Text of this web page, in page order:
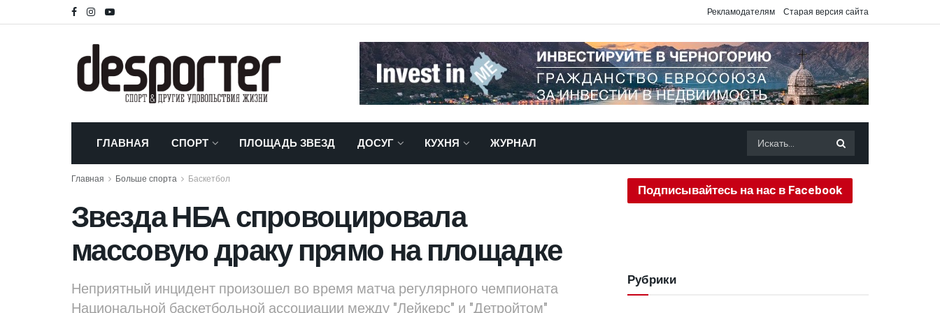
Рекламодателям Старая версия сайта
ГЛАВНАЯ СПОРТ ПЛОЩАДЬ ЗВЕЗД ДОСУГ КУХНЯ ЖУРНАЛ
Главная Больше спорта Баскетбол
Звезда НБА спровоцировала
массовую драку прямо на площадке
Неприятный инцидент произошел во время матча регулярного чемпионата
Национальной баскетбольной ассоциации между "Лейкерс" и "Детройтом"
Подписывайтесь на нас в Facebook
Рубрики